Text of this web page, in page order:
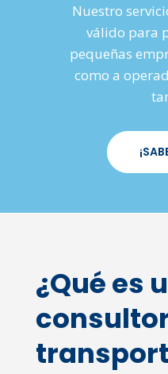
Nuestro
válido para
pequeñas
como a
¿Qué es